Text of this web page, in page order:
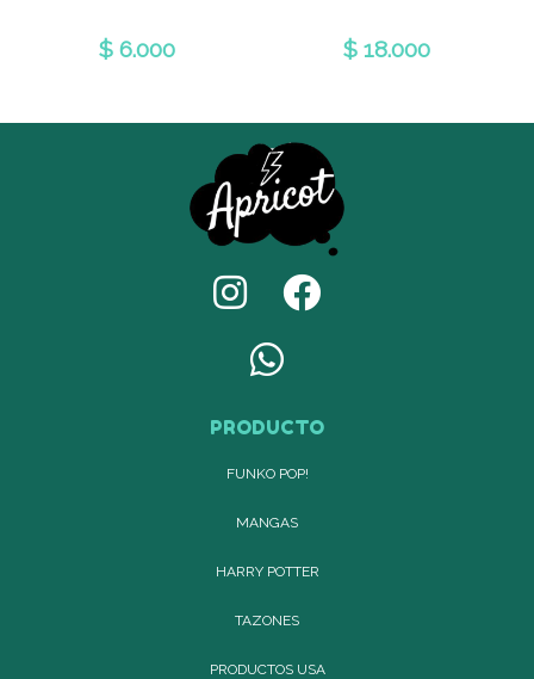
$ 6.000 $ 18.000
PRODUCTO
FUNKO POP!
MANGAS
HARRY POTTER
TAZONES
PRODUCTOS USA